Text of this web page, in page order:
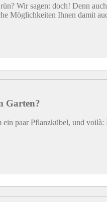
Wir sagen: doch! Denn
Möglichkeiten Ihnen damit
Garten?
paar Pflanzkübel, und